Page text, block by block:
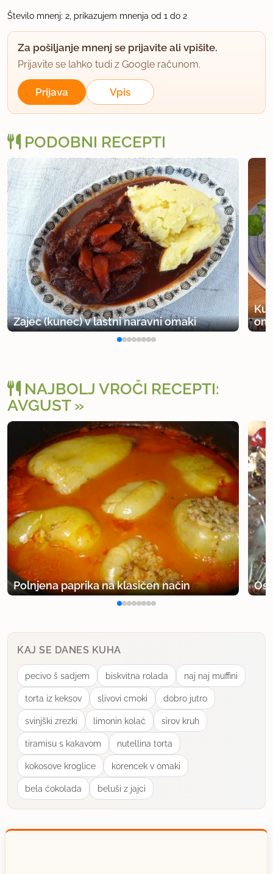
Število mnenj: 2, prikazujem mnenja od 1 do 2
Za pošiljanje mnenj se prijavite ali vpišite.
Prijavite se lahko tudi z Google računom.
Prijava Vpis
PODOBNI RECEPTI
Zajec (kunec) v lastni naravni omaki
NAJBOLJ VROČI RECEPTI:
AVGUST
Polnjena paprika na klasičen način
KAJ SE DANES KUHA
pecivo š sadjem biskvitna rolada naj naj muffini
torta iz keksov slivovi cmoki dobro jutro
svinjški zrezki limonin kolać sirov kruh
tiramisu s kakavom nutellina torta
kokosove kroglice korencek v omaki
bela ćokolada beluši z jajci